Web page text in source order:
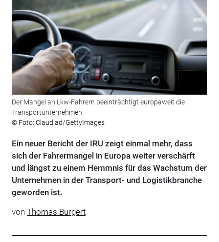
Der Mangel an Lkw-Fahrern beeinträchtigt europaweit die
Transportunternehmen
© Foto: Claudiad/GettyImages
Ein neuer Bericht der IRU zeigt einmal mehr, dass
sich der Fahrermangel in Europa weiter verschärft
und längst zu einem Hemmnis für das Wachstum der
Unternehmen in der Transport- und Logistikbranche
geworden ist.
von Thomas Burgert